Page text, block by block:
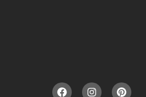
F
I
P